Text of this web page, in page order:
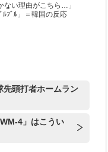
ない理由がこちら…」
ﾌﾞﾙ」＝韓国の反応
先頭打者ホームラン
4」はこうい